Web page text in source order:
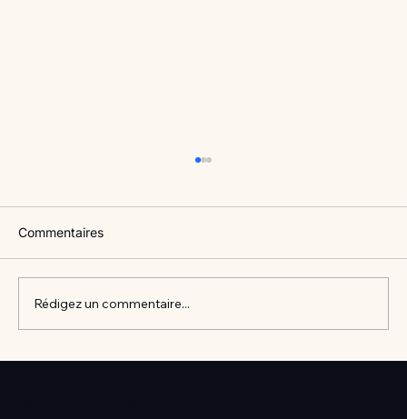
Commentaires
Rédigez un commentaire...